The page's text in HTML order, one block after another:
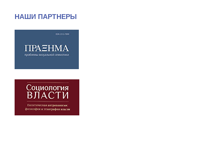
НАШИ ПАРТНЕРЫ